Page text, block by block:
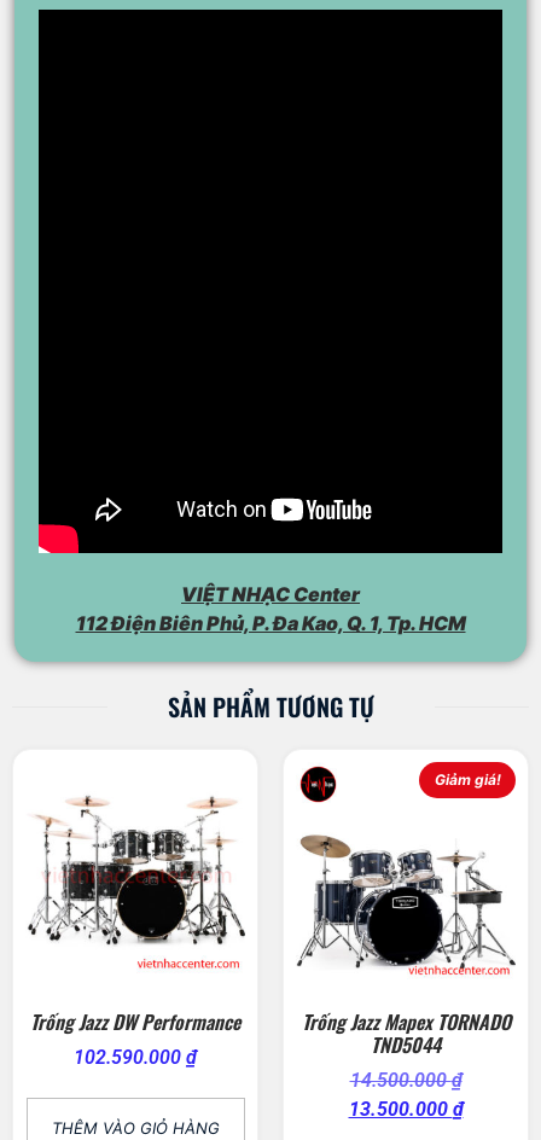
VIỆT NHẠC Center
112 Điện Biên Phủ, P. Đa Kao, Q. 1, Tp. HCM
SẢN PHẨM TƯƠNG TỰ
Trống Jazz DW Performance
102.590.000 ₫
THÊM VÀO GIỎ HÀNG
Giảm giá!
Trống Jazz Mapex TORNADO
TND5044
14.500.000₫
13.500.000 ₫